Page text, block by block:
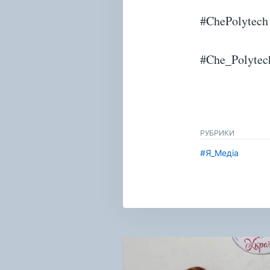
#ChePolytech
РУБРИКИ
#Я_Медіа
Навигация